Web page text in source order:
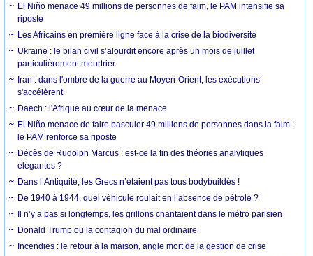
El Niño menace 49 millions de personnes de faim, le PAM intensifie sa
riposte
Les Africains en première ligne face à la crise de la biodiversité
Ukraine : le bilan civil s’alourdit encore après un mois de juillet
particulièrement meurtrier
Iran : dans l'ombre de la guerre au Moyen-Orient, les exécutions
s'accélèrent
Daech : l'Afrique au cœur de la menace
El Niño menace de faire basculer 49 millions de personnes dans la faim :
le PAM renforce sa riposte
Décès de Rudolph Marcus : est-ce la fin des théories analytiques
élégantes ?
Dans l’Antiquité, les Grecs n’étaient pas tous bodybuildés !
De 1940 à 1944, quel véhicule roulait en l’absence de pétrole ?
Il n’y a pas si longtemps, les grillons chantaient dans le métro parisien
Donald Trump ou la contagion du mal ordinaire
Incendies : le retour à la maison, angle mort de la gestion de crise